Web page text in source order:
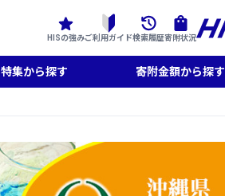
HISの強みご利用ガイド検索履歴寄附状況
特集から探す 寄附金額から探す